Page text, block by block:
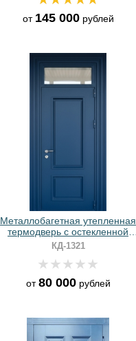
от 145 000рублей
Металлобагетная утепленная
термодверь с остекленной
фрамугой и синим порошковым
покрытием (RAL 5005)
КД-1321
от80 000рублей